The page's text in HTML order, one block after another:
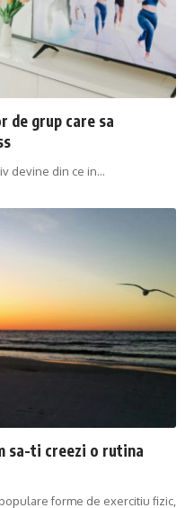
de grup care sa
devine din ce in…
sa-ti creezi o rutina
forme de exercitiu fizic,